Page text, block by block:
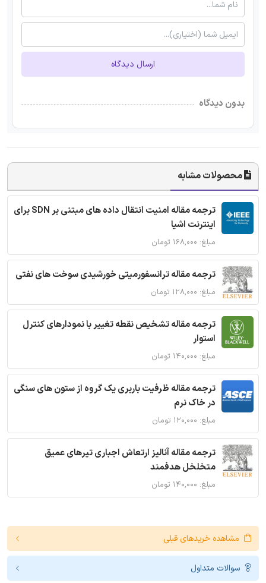
ارسال دیدگاه
بدون دیدگاه
محصولات مشابه
ترجمه مقاله امنیت انتقال داده های مبتنی بر SDN برای
اینترنت اشیا
مبلغ: ۱۶۸,۰۰۰ تومان
ترجمه مقاله ترانسفورمیتی خورشیدی سوخت های نفتی
مبلغ: ۱۲۸,۰۰۰ تومان
ترجمه مقاله تشخیص نقطه تغییر با نمودارهای کنترل
استوار
مبلغ: ۱۴۰,۰۰۰ تومان
ترجمه مقاله ظرفیت باربری یک گروه از ستون های سنگی
در خاک نرم
مبلغ: ۱۲۰,۰۰۰ تومان
ترجمه مقاله آنالیز ارتعاش اجباری تیرهای عمیق
متخلخل هدفمند
مبلغ: ۱۴۰,۰۰۰ تومان
مشاهده خریدهای قبلی
سوالات متداول